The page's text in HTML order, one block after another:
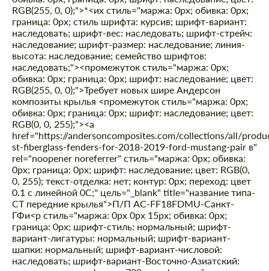
RGB(255, 0, 0);">*<их стиль="маржа: 0px; обивка: 0px;
граница: 0px; стиль шрифта: курсив; шрифт-вариант:
наследовать; шрифт-вес: наследовать; шрифт-стрейч:
наследование; шрифт-размер: наследование; линия-
высота: наследование; семейство шрифтов:
наследовать;"><промежуток стиль="маржа: 0px;
обивка: 0px; граница: 0px; шрифт: наследование; цвет:
RGB(255, 0, 0);">Требует новых шире Андерсон
композиты крылья <промежуток стиль="маржа: 0px;
обивка: 0px; граница: 0px; шрифт: наследование; цвет:
RGB(0, 0, 255);"><а
href="https://andersoncomposites.com/collections/all/
st-fiberglass-fenders-for-2018-2019-ford-mustang-pair в"
rel="noopener noreferrer" стиль="маржа: 0px; обивка:
0px; граница: 0px; шрифт: наследование; цвет: RGB(0,
0, 255); текст-отделка: нет; контур: 0px; переход: цвет
0.1 с линейной 0С;" цель="_blank" title="название типа-
СТ передние крылья">П/П АС-FF18FDMU-Санкт-
ГФи<р стиль="маржа: 0px 0px 15px; обивка: 0px;
граница: 0px; шрифт-стиль: нормальный; шрифт-
вариант-лигатуры: нормальный; шрифт-вариант-
шапки: нормальный; шрифт-вариант-числовой:
наследовать; шрифт-вариант-Восточно-Азиатский: